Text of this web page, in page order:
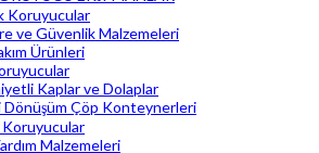
Koruyucular
ve Güvenlik Malzemeleri
Ürünleri
Kaplar ve Dolaplar
Dönüşüm Çöp Konteynerleri
Koruyucular
Malzemeleri